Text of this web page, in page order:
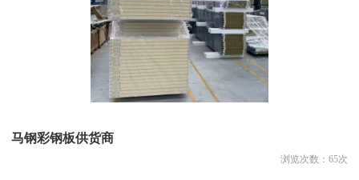
马钢彩钢板供货商
浏览次数： 65次